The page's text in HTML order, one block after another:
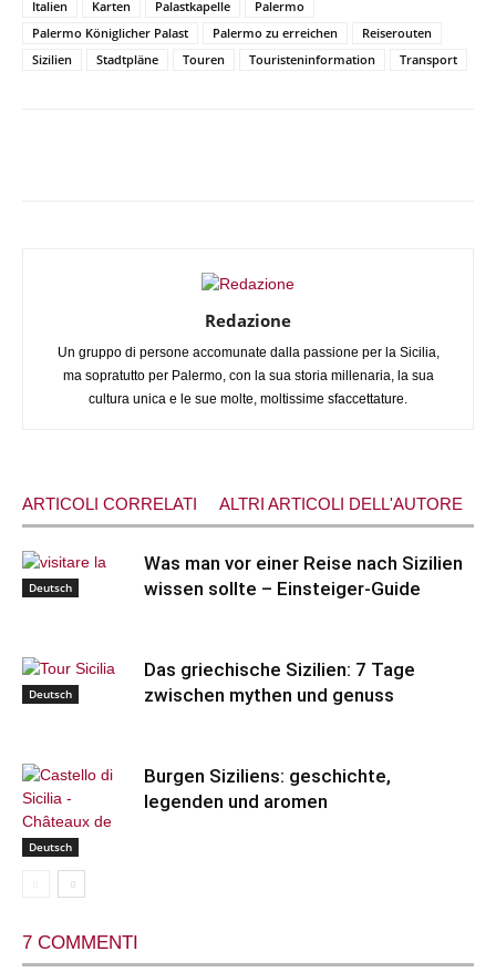
Italien
Karten Palastkapelle
Palermo
Palermo Königlicher Palast
Palermo zu erreichen
Reiserouten
Sizilien
Stadtpläne Touren Touristeninformation Transport
Redazione
Un gruppo di persone accomunate dalla passione per la Sicilia,
ma sopratutto per Palermo, con la sua storia millenaria, la sua
cultura unica e le sue molte, moltissime sfaccettature.
ARTICOLI CORRELATI ALTRI ARTICOLI DELL'AUTORE
Deutsch
Was man vor einer Reise nach Sizilien
wissen sollte – Einsteiger-Guide
Deutsch
Das griechische Sizilien: 7 Tage
zwischen mythen und genuss
Deutsch
Burgen Siziliens: geschichte,
legenden und aromen
7 COMMENTI